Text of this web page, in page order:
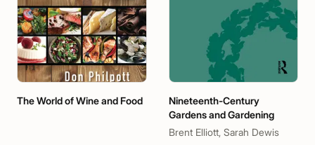
The World of Wine and Food
Nineteenth-Century
Gardens and Gardening
Brent Elliott, Sarah Dewis